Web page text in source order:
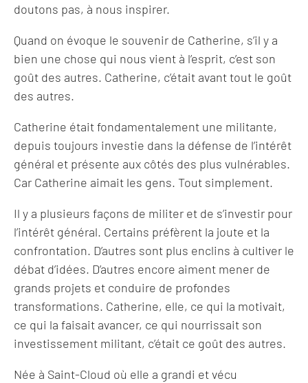
doutons pas, à nous inspirer.
Quand on évoque le souvenir de Catherine, s’il y a
bien une chose qui nous vient à l’esprit, c’est son
goût des autres. Catherine, c’était avant tout le goût
des autres.
Catherine était fondamentalement une militante,
depuis toujours investie dans la défense de l’intérêt
général et présente aux côtés des plus vulnérables.
Car Catherine aimait les gens. Tout simplement.
Il y a plusieurs façons de militer et de s’investir pour
l’intérêt général. Certains préfèrent la joute et la
confrontation. D’autres sont plus enclins à cultiver le
débat d’idées. D’autres encore aiment mener de
grands projets et conduire de profondes
transformations. Catherine, elle, ce qui la motivait,
ce qui la faisait avancer, ce qui nourrissait son
investissement militant, c’était ce goût des autres.
Née à Saint-Cloud où elle a grandi et vécu